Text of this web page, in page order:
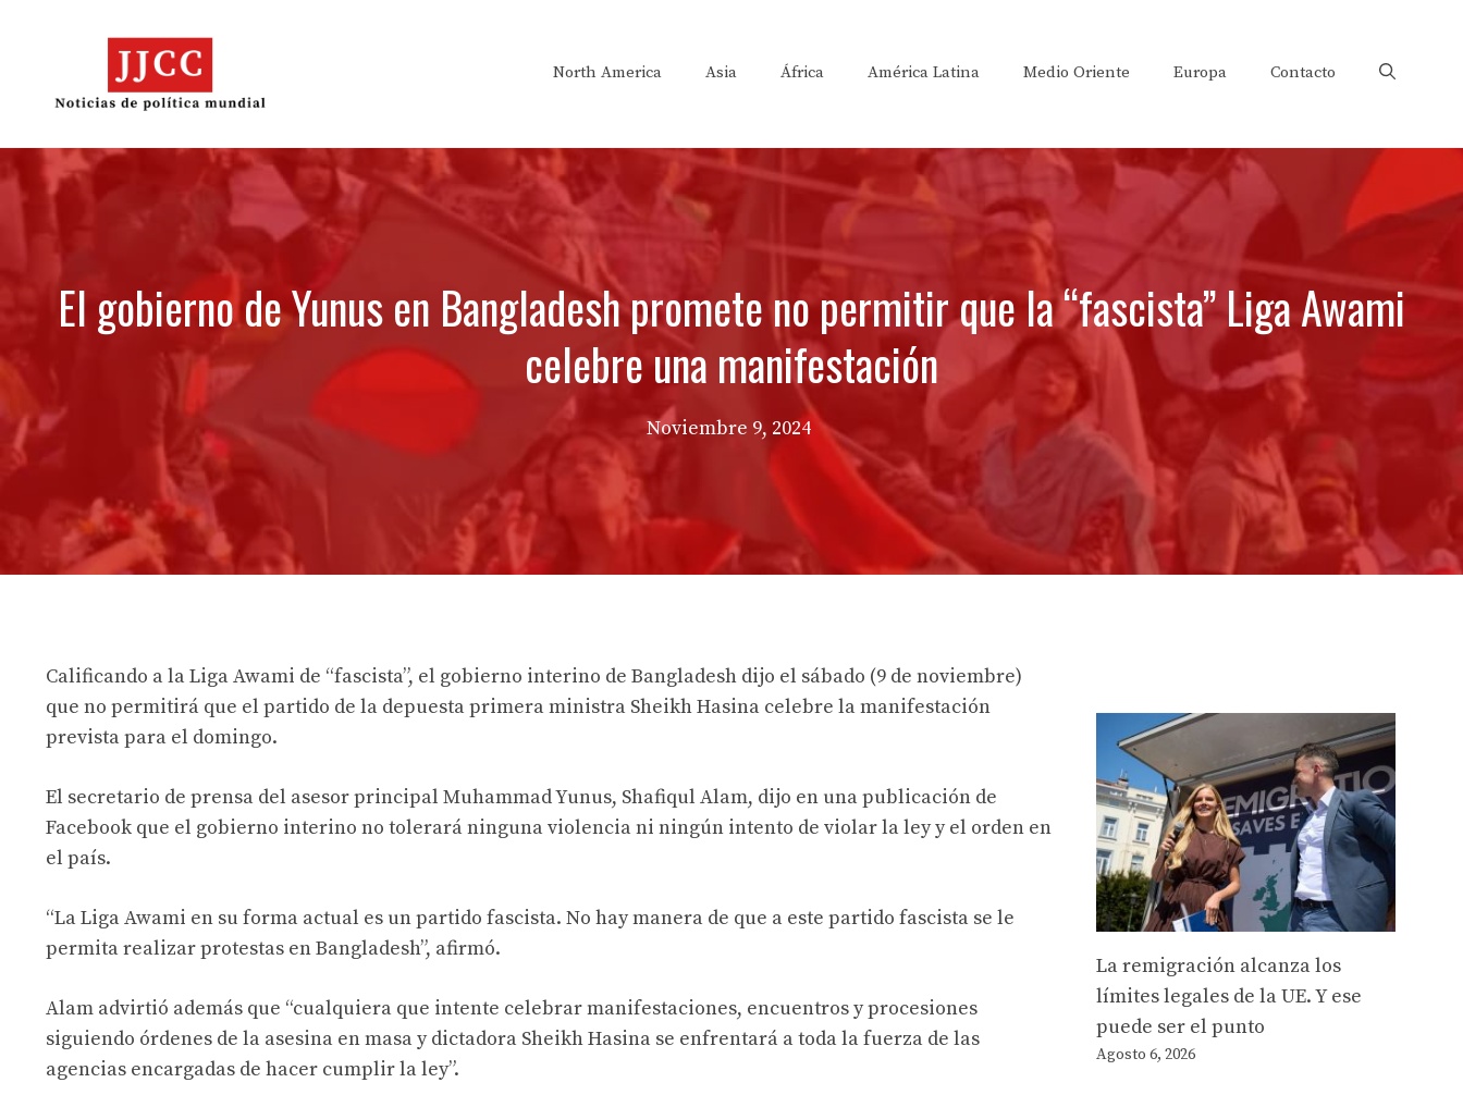
North America Asia África América Latina Medio Oriente Europa Contacto
El gobierno de Yunus en Bangladesh promete no permitir que la “fascista” Liga Awami
celebre una manifestación
Noviembre 9, 2024
Calificando a la Liga Awami de “fascista”, el gobierno interino de Bangladesh dijo el sábado (9 de noviembre)
que no permitirá que el partido de la depuesta primera ministra Sheikh Hasina celebre la manifestación
prevista para el domingo.
El secretario de prensa del asesor principal Muhammad Yunus, Shafiqul Alam, dijo en una publicación de
Facebook que el gobierno interino no tolerará ninguna violencia ni ningún intento de violar la ley y el orden en
el país.
“La Liga Awami en su forma actual es un partido fascista. No hay manera de que a este partido fascista se le
permita realizar protestas en Bangladesh”, afirmó.
Alam advirtió además que “cualquiera que intente celebrar manifestaciones, encuentros y procesiones
siguiendo órdenes de la asesina en masa y dictadora Sheikh Hasina se enfrentará a toda la fuerza de las
agencias encargadas de hacer cumplir la ley”.
La remigración alcanza los
límites legales de la UE. Y ese
puede ser el punto
Agosto 6, 2026